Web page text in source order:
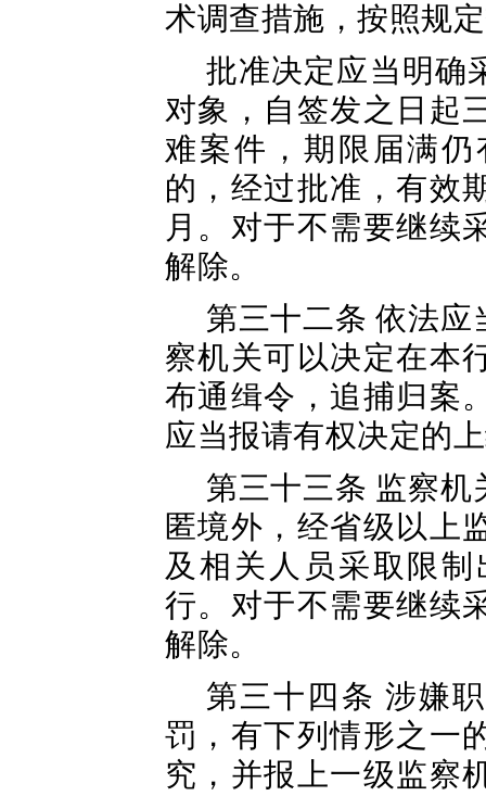
术调查措施，按照规
批准决定应当明确
对象，自签发之日起
难案件，期限届满
的，经过批准，有效
月。对于不需要继续
解除。
第三十二条 依法
察机关可以决定在本
布通缉令，追捕归案
应当报请有权决定的
第三十三条 监察
匿境外，经省级以上
及相关人员采取限
行。对于不需要继续
解除。
第三十四条 涉嫌
罚，有下列情形之一
究，并报上一级监察